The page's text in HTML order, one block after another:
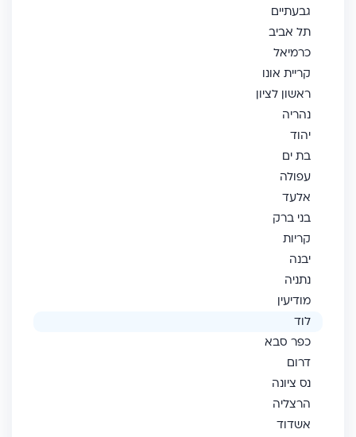
גבעתיים
תל אביב
כרמיאל
קריית אונו
ראשון לציון
נהריה
יהוד
בת ים
עפולה
אלעד
בני ברק
קריות
יבנה
נתניה
מודיעין
לוד
כפר סבא
דרום
נס ציונה
הרצליה
אשדוד